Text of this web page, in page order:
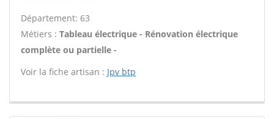
Département: 63
Métiers : Tableau électrique - Rénovation électrique
complète ou partielle -
Voir la fiche artisan : Jpv btp